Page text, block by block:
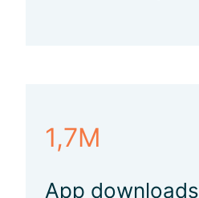
1,7M
App downloads